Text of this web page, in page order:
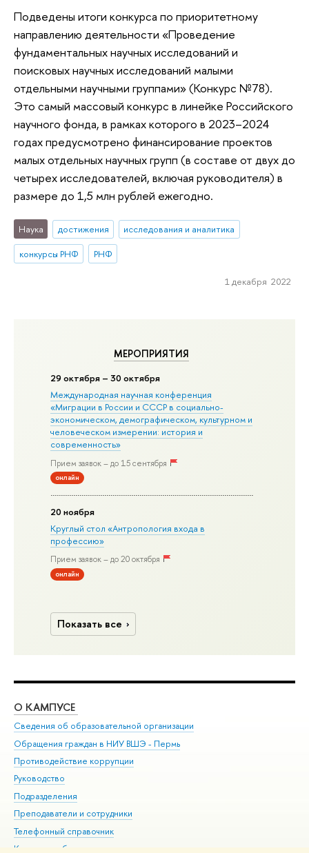
МЕРОПРИЯТИЯ
29 октября – 30 октября
Международная научная конференция
«Миграции в Росcии и СССР в социально-
экономическом, демографическом, культурном и
человеческом измерении: история и
современность»
Прием заявок – до 15 сентября
онлайн
20 ноября
Круглый стол «Антропология входа в
профессию»
Прием заявок – до 20 октября
онлайн
Показать все
Подведены итоги конкурса по приоритетному
направлению деятельности «Проведение
фундаментальных научных исследований и
поисковых научных исследований малыми
отдельными научными группами» (Конкурс №78).
Это самый массовый конкурс в линейке Российского
научного фонда, в рамках которого в 2023–2024
годах предусмотрено финансирование проектов
малых отдельных научных групп (в составе от двух до
четырех исследователей, включая руководителя) в
размере до 1,5 млн рублей ежегодно.
Наука достижения
исследования и аналитика
конкурсы РНФ
РНФ
1 декабря 2022
О КАМПУСЕ
Сведения об образовательной организации
Обращения граждан в НИУ ВШЭ - Пермь
Противодействие коррупции
Руководство
Подразделения
Преподаватели и сотрудники
Телефонный справочник
Корпуса и общежития